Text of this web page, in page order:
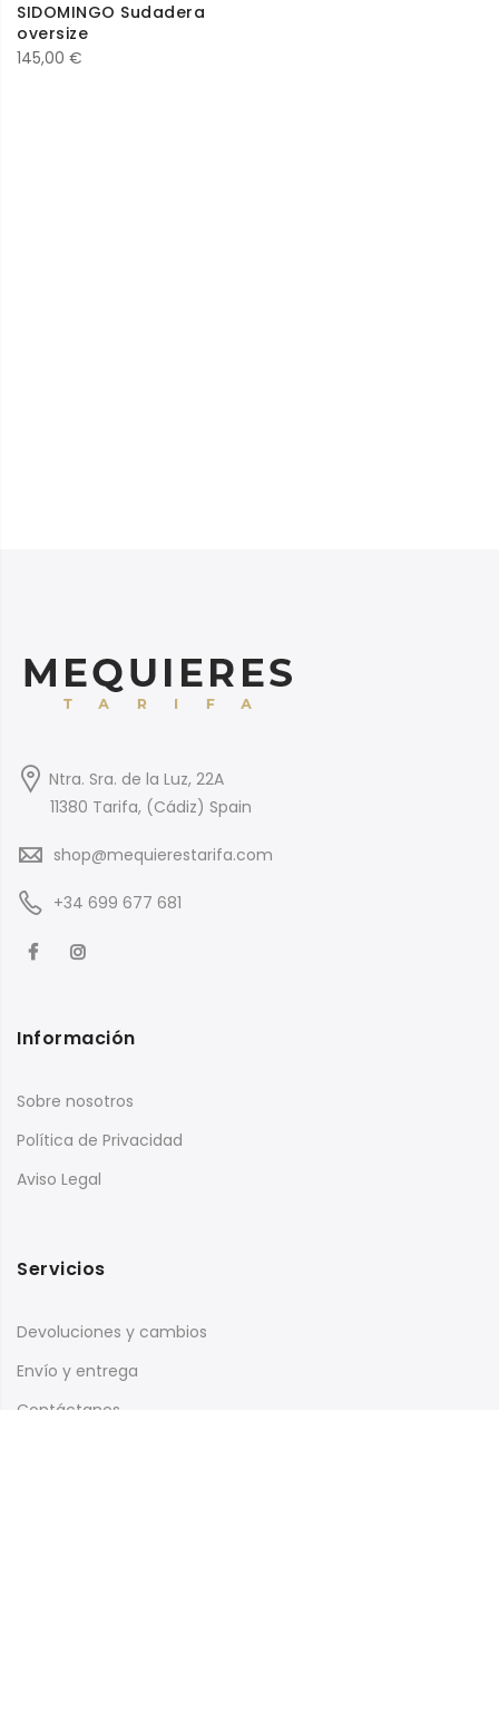
SIDOMINGO Sudadera
oversize
145,00 €
Ntra. Sra. de la Luz, 22A
11380 Tarifa, (Cádiz) Spain
shop@mequierestarifa.com
+34 699 677 681
Información
Sobre nosotros
Política de Privacidad
Aviso Legal
Servicios
Devoluciones y cambios
Envío y entrega
Contáctanos